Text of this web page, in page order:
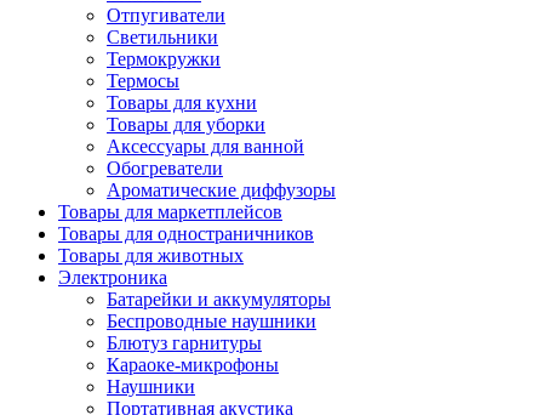
Отпугиватели
Светильники
Термокружки
Термосы
Товары для кухни
Товары для уборки
Аксессуары для ванной
Обогреватели
Ароматические диффузоры
Товары для маркетплейсов
Товары для одностраничников
Товары для животных
Электроника
Батарейки и аккумуляторы
Беспроводные наушники
Блютуз гарнитуры
Караоке-микрофоны
Наушники
Портативная акустика